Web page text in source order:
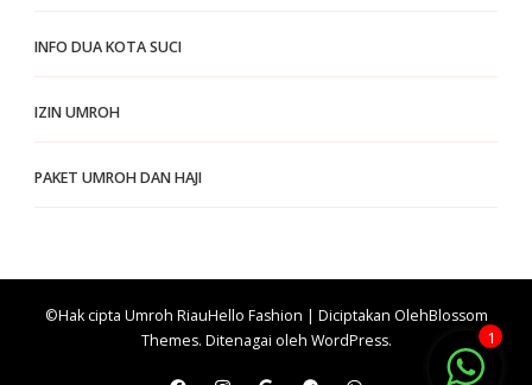
INFO DUA KOTA SUCI
IZIN UMROH
PAKET UMROH DAN HAJI
©Hak cipta Umroh RiauHello Fashion | Diciptakan OlehBlossom
Themes. Ditenagai oleh WordPress. 1